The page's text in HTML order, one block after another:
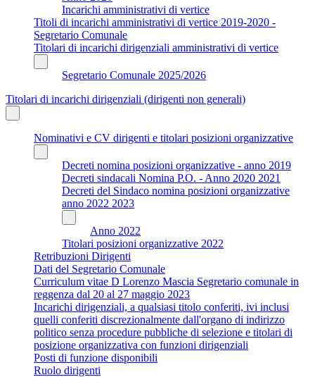
Incarichi amministrativi di vertice
Titoli di incarichi amministrativi di vertice 2019-2020 -
Segretario Comunale
Titolari di incarichi dirigenziali amministrativi di vertice
Segretario Comunale 2025/2026
Titolari di incarichi dirigenziali (dirigenti non generali)
Nominativi e CV dirigenti e titolari posizioni organizzative
Decreti nomina posizioni organizzative - anno 2019
Decreti sindacali Nomina P.O. - Anno 2020 2021
Decreti del Sindaco nomina posizioni organizzative
anno 2022 2023
Anno 2022
Titolari posizioni organizzative 2022
Retribuzioni Dirigenti
Dati del Segretario Comunale
Curriculum vitae D Lorenzo Mascia Segretario comunale in
reggenza dal 20 al 27 maggio 2023
Incarichi dirigenziali, a qualsiasi titolo conferiti, ivi inclusi
quelli conferiti discrezionalmente dall'organo di indirizzo
politico senza procedure pubbliche di selezione e titolari di
posizione organizzativa con funzioni dirigenziali
Posti di funzione disponibili
Ruolo dirigenti